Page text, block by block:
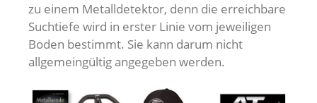
zu einem Metalldetektor, denn die erreichbare
Suchtiefe wird in erster Linie vom jeweiligen
Boden bestimmt. Sie kann darum nicht
allgemeingültig angegeben werden.